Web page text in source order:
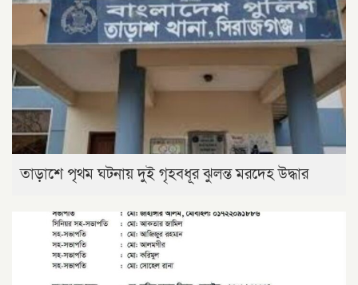
তাড়াশে পৃথম ঘটনায় দুই গৃহবধূর ঝুলন্ত মরদেহ উদ্ধার